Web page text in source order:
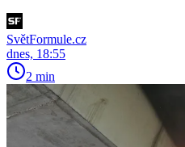
SvětFormule.cz
dnes, 18:55
2 min